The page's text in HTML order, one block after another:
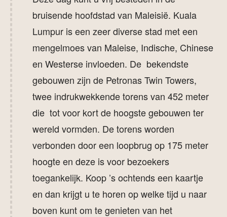
bruisende hoofdstad van Maleisië. Kuala
Lumpur is een zeer diverse stad met een
mengelmoes van Maleise, Indische, Chinese
en Westerse invloeden. De bekendste
gebouwen zijn de Petronas Twin Towers,
twee indrukwekkende torens van 452 meter
die tot voor kort de hoogste gebouwen ter
wereld vormden. De torens worden
verbonden door een loopbrug op 175 meter
hoogte en deze is voor bezoekers
toegankelijk. Koop ’s ochtends een kaartje
en dan krijgt u te horen op welke tijd u naar
boven kunt om te genieten van het